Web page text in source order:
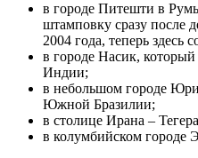
в городе Питешти в
штамповку сразу после
2004 года, теперь здесь
в городе Насик, который
Индии;
в небольшом городе
Южной Бразилии;
в столице Ирана –
в колумбийском городе